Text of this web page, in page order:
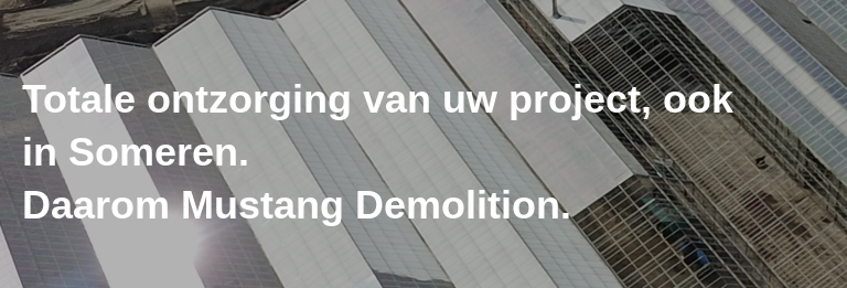
Totale ontzorging van uw project, ook
in Someren.
Daarom Mustang Demolition.